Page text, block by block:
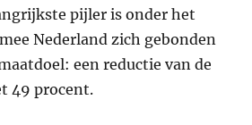
pijler is onder het
Nederland zich gebonden
een reductie van de
49 procent.